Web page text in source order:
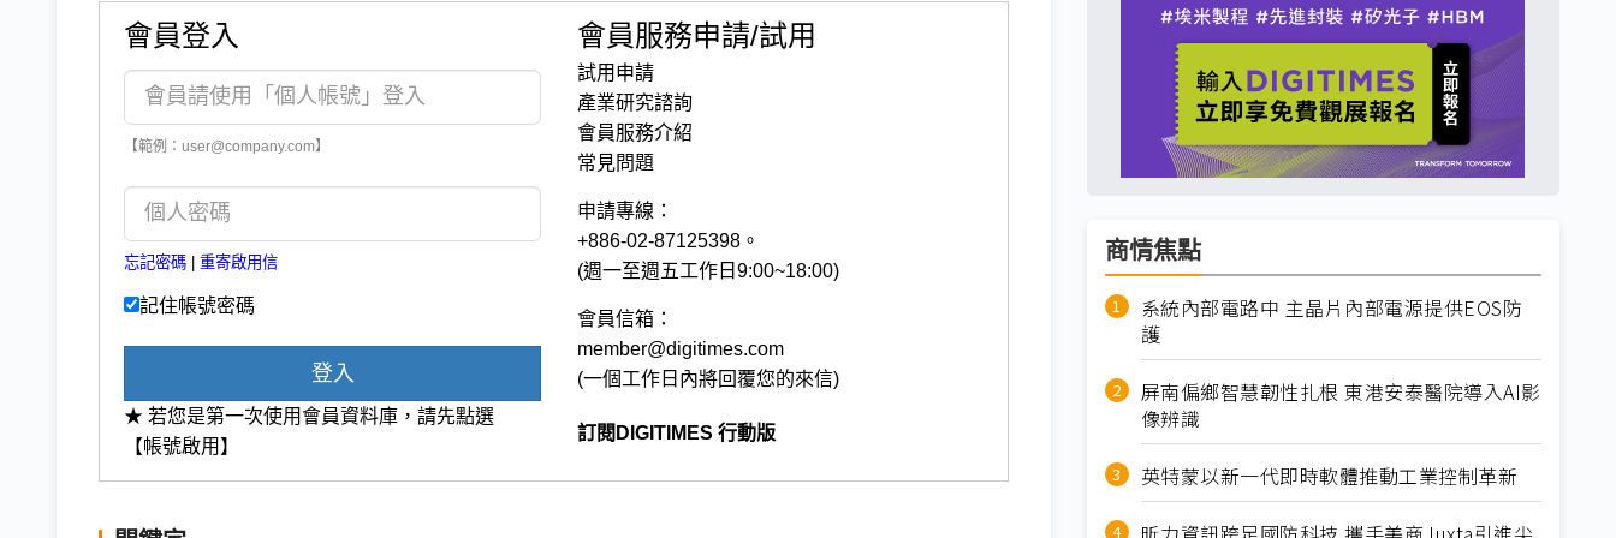
會員登入
【範例：user@company.com】
忘記密碼 重寄啟用信
記住帳號密碼
登入
★ 若您是第一次使用會員資料庫，請先點選
【帳號啟用】
會員服務申請/試用
試用申請
產業研究諮詢
會員服務介紹
常見問題
申請專線：
+886-02-87125398。
(週一至週五工作日9:00~18:00)
會員信箱：
member@digitimes.com
(一個工作日內將回覆您的來信)
訂閱DIGITIMES 行動版
商情焦點
系統內部電路中 主晶片內部電源提供EOS防
護
屏南偏鄉智慧韌性扎根 東港安泰醫院導入AI影
像辨識
英特蒙以新一代即時軟體推動工業控制革新